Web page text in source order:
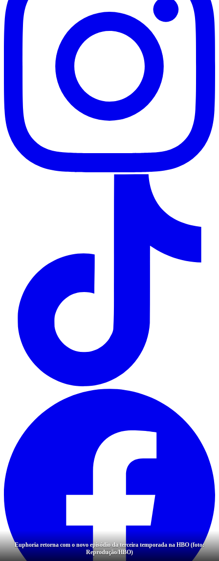
Euphoria retorna com o novo episódio da terceira temporada na HBO (foto:
Reprodução/HBO)